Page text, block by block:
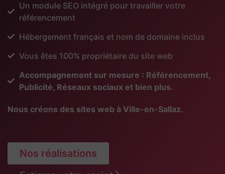
Un module SEO intégré pour travailler votre
référencement
Hébergement français et nom de domaine inclus
Vous êtes 100% propriétaire du site web
Accompagnement sur mesure : Référencement,
Publicité, Réseaux sociaux et bien plus.
Nous créons des sites web à Ville-en-Sallaz.
Nos réalisations